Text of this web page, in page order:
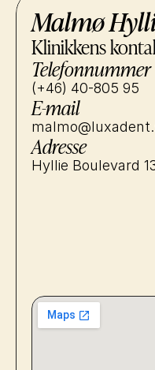
Malmø
Klinikkens
Telefonnummer
(+46) 40-805 95
E-mail
Adresse
Hyllie Boulevard